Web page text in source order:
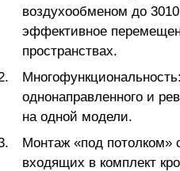
воздухообменом до
эффективное
пространствах.
однонаправленного и
на одной модели.
Монтаж «под потолком»
входящих в комплект